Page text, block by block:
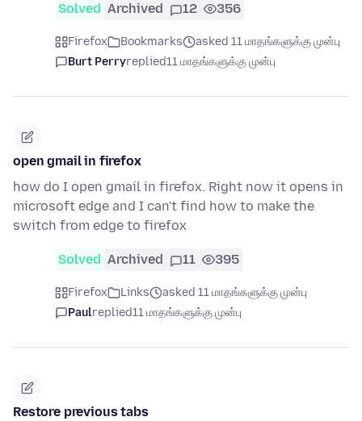
Solved Archived 12 356
Firefox Bookmarks
asked 11 மாதங்களுக்கு முன்பு
Burt Perryreplied11 மாதங்களுக்கு முன்பு
open gmail in firefox
how do I open gmail in firefox. Right now it opens in
microsoft edge and I can't find how to make the
switch from edge to firefox
Solved Archived 11 395
Firefox Links
asked 11 மாதங்களுக்கு முன்பு
Paulreplied11 மாதங்களுக்கு முன்பு
Restore previous tabs